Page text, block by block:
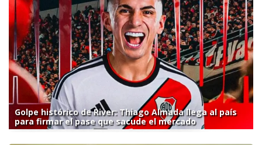
Golpe histórico de River: Thiago Almada llega al país
para firmar el pase que sacude el mercado